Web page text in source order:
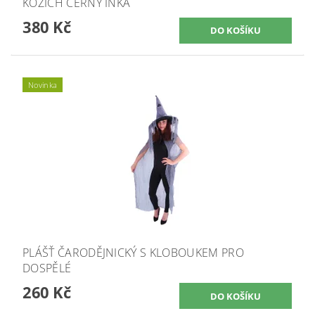
380 Kč
Novinka
PLÁŠŤ ČARODĚJNICKÝ S KLOBOUKEM PRO
DOSPĚLÉ
260 Kč